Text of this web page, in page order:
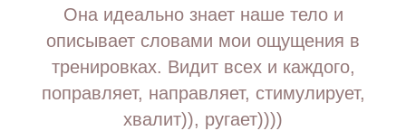
Она идеально знает наше тело и
описывает словами мои ощущения в
тренировках. Видит всех и каждого,
поправляет, направляет, стимулирует,
хвалит)), ругает))))